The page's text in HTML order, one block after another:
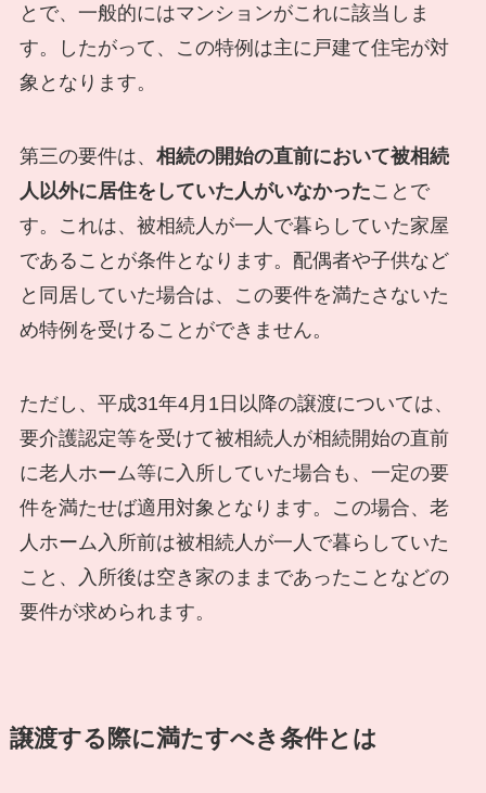
とで、一般的にはマンションがこれに該当しま
す。したがって、この特例は主に戸建て住宅が対
象となります。
第三の要件は、 相続の開始の直前において被相続
人以外に居住をしていた人がいなかったことで
す。これは、被相続人が一人で暮らしていた家屋
であることが条件となります。配偶者や子供など
と同居していた場合は、この要件を満たさないた
め特例を受けることができません。
ただし、平成31年4月1日以降の譲渡については、
要介護認定等を受けて被相続人が相続開始の直前
に老人ホーム等に入所していた場合も、一定の要
件を満たせば適用対象となります。この場合、老
人ホーム入所前は被相続人が一人で暮らしていた
こと、入所後は空き家のままであったことなどの
要件が求められます。
譲渡する際に満たすべき条件とは